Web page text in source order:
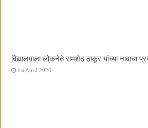
विद्यालयाला लोकनेते रामशेठ ठाकूर यांच्या नावाचा
1st April 2026